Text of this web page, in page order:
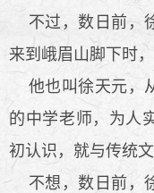
不过，数日前，
来到峨眉山脚下时
他也叫徐天元，
的中学老师，为人
初认识，就与传统文
不想，数日前，徐